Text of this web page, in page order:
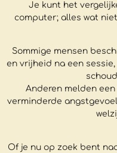
Je kunt het
computer; alles wat
Sommige mensen
en vrijheid na een
Anderen melden
verminderde
Of je nu op zoek bent